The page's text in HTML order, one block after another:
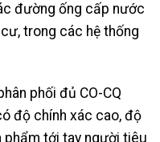
đường ống cấp nước
trong các hệ thống
phối đủ CO-CQ
độ chính xác cao, độ
phẩm tới tay người tiêu